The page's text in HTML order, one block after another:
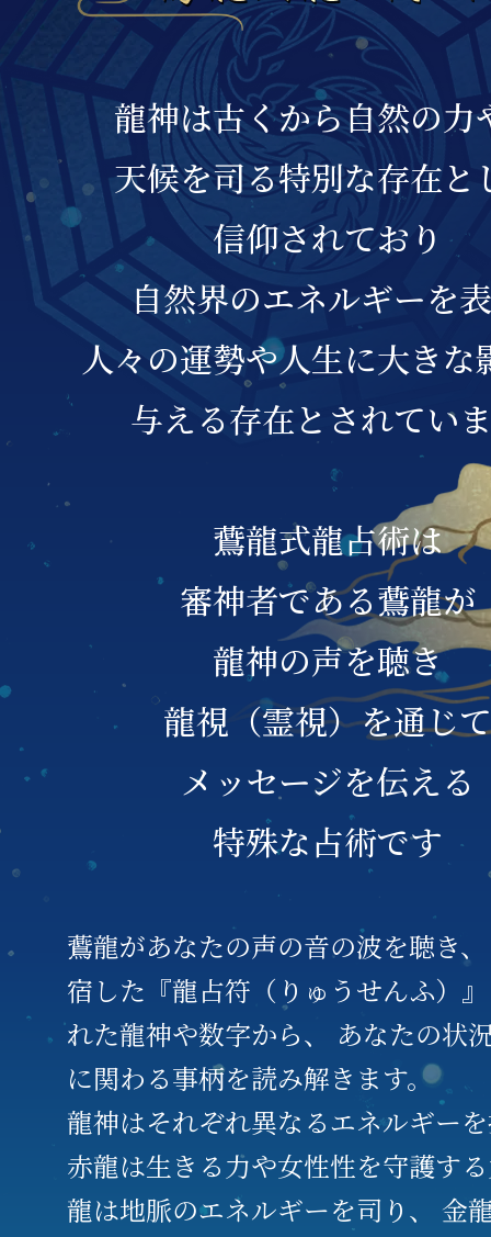
龍神は古くから自然の力
天候を司る特別な存在と
信仰されており
自然界のエネルギーを
人々の運勢や人生に大きな
与える存在とされてい
鷰龍式龍占術は
審神者である鷰龍が
龍神の声を聴き
龍視（霊視）を通じて
メッセージを伝える
特殊な占術です
鷰龍があなたの声の音の波を聴き、
宿した『龍占符（りゅうせんふ）
れた龍神や数字から、
あなたの状
に関わる事柄を読み解きます。
龍神はそれぞれ異なるエネルギー
赤龍は生きる力や女性性を守護す
龍は地脈のエネルギーを司り、
金